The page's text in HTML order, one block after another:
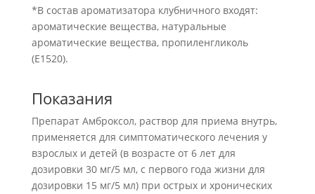
*В состав ароматизатора клубничного входят:
ароматические вещества, натуральные
ароматические вещества, пропиленгликоль
(E1520).
Показания
Препарат Амброксол, раствор для приема внутрь,
применяется для симптоматического лечения у
взрослых и детей (в возрасте от 6 лет для
дозировки 30 мг/5 мл, с первого года жизни для
дозировки 15 мг/5 мл) при острых и хронических